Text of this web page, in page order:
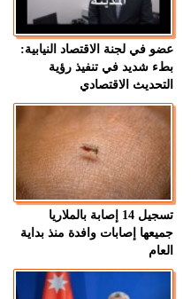
عضو في لجنة الاقتصاد النيابية:
بطء شديد في تنفيذ رؤية
التحديث الاقتصادي
تسجيل 14 إصابة بالملاريا
جميعها إصابات وافدة منذ بداية
العام